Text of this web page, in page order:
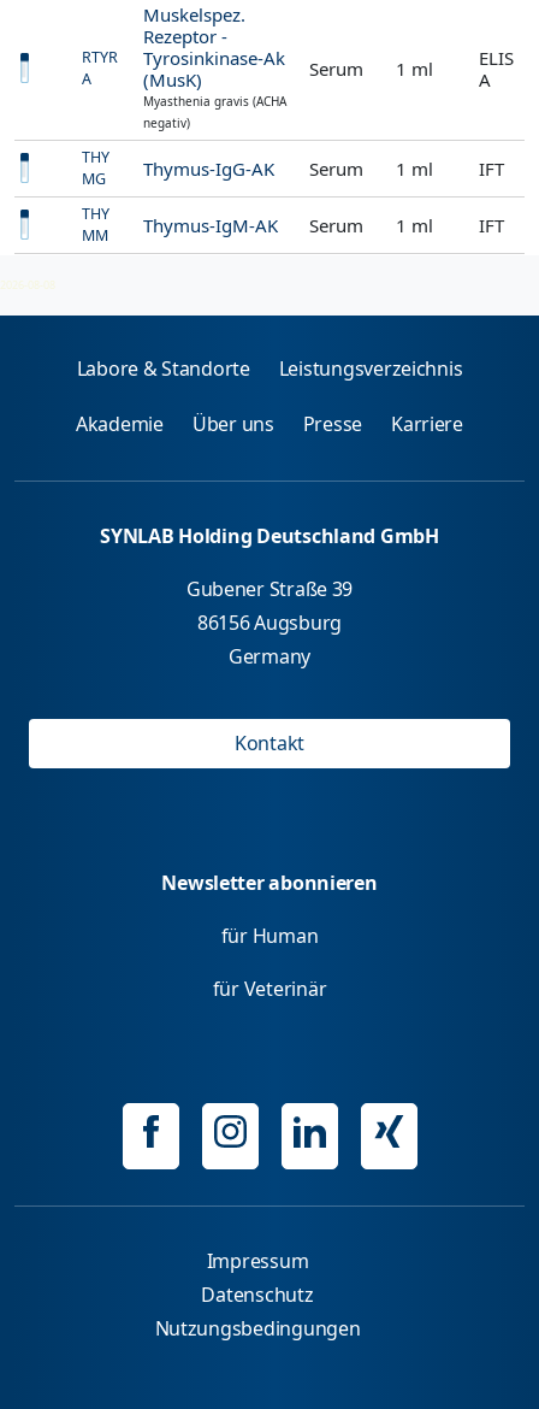
RTYR
A
Muskelspez.
Rezeptor -
Tyrosinkinase-Ak
(MusK)
Myasthenia gravis (ACHA
negativ)
Serum 1 ml
ELIS
A
THY
MG
Thymus-IgG-AK Serum 1 ml IFT
THY
MM
Thymus-IgM-AK Serum 1 ml IFT
2026-08-08
Labore & Standorte Leistungsverzeichnis
Akademie Über uns Presse Karriere
SYNLAB Holding Deutschland GmbH
Gubener Straße 39
86156 Augsburg
Germany
Kontakt
Newsletter abonnieren
für Human
für Veterinär
Impressum
Datenschutz
Nutzungsbedingungen